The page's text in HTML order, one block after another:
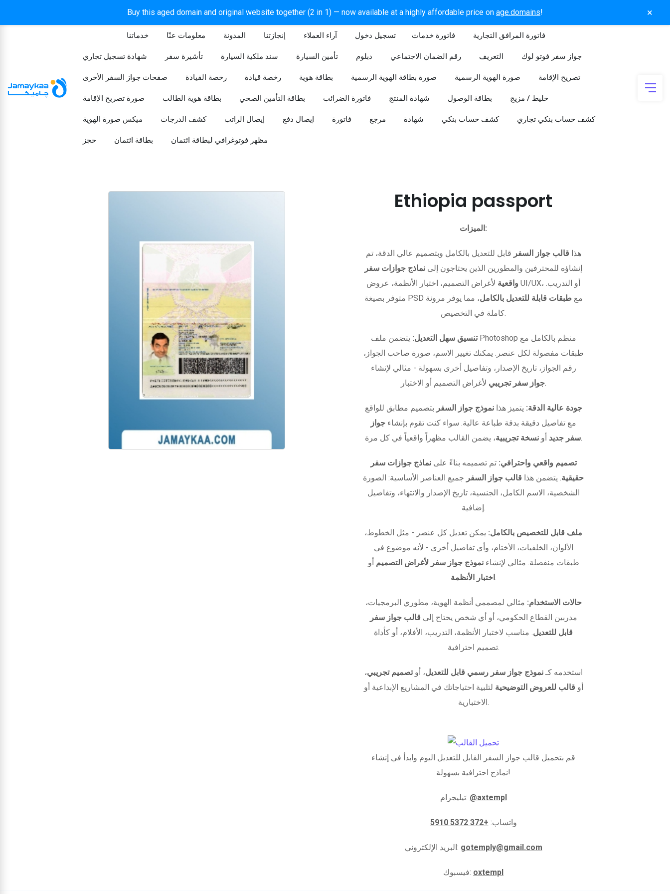
Buy this aged domain and original website together (2 in 1) — now available at a highly affordable price on age.domains! ×
خدماتنا معلومات عنّا المدونة إنجازتنا آراء العملاء تسجيل دخول​ فاتورة خدمات فاتورة المرافق التجارية
شهادة تسجيل تجاري تأشيرة سفر سند ملكية السيارة تأمين السيارة دبلوم رقم الضمان الاجتماعي التعريف جواز سفر فوتو لوك
صفحات جواز السفر الأخرى رخصة القيادة رخصة قيادة بطاقة هوية صورة بطاقة الهوية الرسمية صورة الهوية الرسمية تصريح الإقامة
صورة تصريح الإقامة بطاقة هوية الطالب بطاقة التأمين الصحي فاتورة الضرائب شهادة المنتج بطاقة الوصول خليط / مزيج
ميكس صورة الهوية كشف الدرجات إيصال الراتب إيصال دفع فاتورة مرجع شهادة كشف حساب بنكي كشف حساب بنكي تجاري
حجز بطاقة ائتمان مظهر فوتوغرافي لبطاقة ائتمان
Ethiopia passport
الميزات:
هذا قالب جواز السفر قابل للتعديل بالكامل وبتصميم عالي الدقة، تم
إنشاؤه للمحترفين والمطورين الذين يحتاجون إلى نماذج جوازات سفر
واقعية لأغراض التصميم، اختبار الأنظمة، عروض UI/UX، أو التدريب.
متوفر بصيغة PSD معطبقات قابلة للتعديل بالكامل، مما يوفر مرونة
كاملة في التخصيص.
تنسيق سهل التعديل: يتضمن ملف Photoshop منظم بالكامل مع
طبقات مفصولة لكل عنصر. يمكنك تغيير الاسم، صورة صاحب الجواز،
رقم الجواز، تاريخ الإصدار، وتفاصيل أخرى بسهولة - مثالي لإنشاء
جواز سفر تجريبيلأغراض التصميم أو الاختبار.
جودة عالية الدقة: يتميز هذانموذج جواز السفر بتصميم مطابق للواقع
مع تفاصيل دقيقة بدقة طباعة عالية. سواء كنت تقوم بإنشاء جواز
سفر جديد أونسخة تجريبية ، يضمن القالب مظهراً واقعياً في كل مرة.
تصميم واقعي واحترافي: تم تصميمه بناءً علىنماذج جوازات سفر
حقيقية. يتضمن هذا قالب جواز السفر جميع العناصر الأساسية: الصورة
الشخصية، الاسم الكامل، الجنسية، تاريخ الإصدار والانتهاء، وتفاصيل
إضافية.
ملف قابل للتخصيص بالكامل: يمكن تعديل كل عنصر - مثل الخطوط،
الألوان، الخلفيات، الأختام، وأي تفاصيل أخرى - لأنه موضوع في
طبقات منفصلة. مثالي لإنشاءنموذج جواز سفر لأغراض التصميم أو
اختبار الأنظمة.
حالات الاستخدام: مثالي لمصممي أنظمة الهوية، مطوري البرمجيات،
مدربين القطاع الحكومي، أو أي شخص يحتاج إلى قالب جواز سفر
قابل للتعديل. مناسب لاختبار الأنظمة، التدريب، الأفلام، أو كأداة
تصميم احترافية.
استخدمه كـنموذج جواز سفر رسمي قابل للتعديل، أوتصميم تجريبي،
أو قالب للعروض التوضيحية لتلبية احتياجاتك في المشاريع الإبداعية أو
الاختبارية.
قم بتحميل قالب جواز السفر القابل للتعديل اليوم وابدأ في إنشاء
نماذج احترافية بسهولة!
تيليجرام: @axtempl
واتساب: +372 5372 5910
البريد الإلكتروني: gotemply@gmail.com
فيسبوك: oxtempl